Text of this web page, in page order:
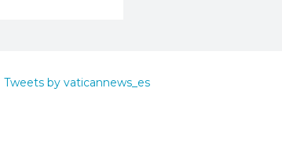
Tweets by vaticannews_es